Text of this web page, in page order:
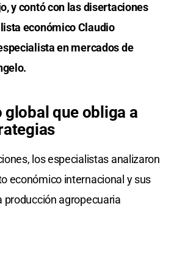
y contó con las disertaciones
económico Claudio
en mercados de
global que obliga a
los especialistas analizaron
económico internacional y sus
producción agropecuaria